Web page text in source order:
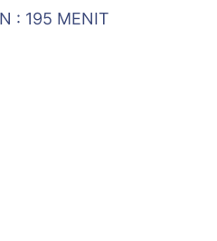
: 195 MENIT